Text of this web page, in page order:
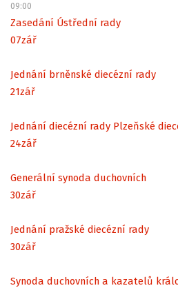
09:00
Zasedání Ústřední rady
07zář
Jednání brněnské diecézní rady
21zář
Jednání diecézní rady Plzeňské
24zář
Generální synoda duchovních
30zář
Jednání pražské diecézní rady
30zář
Synoda duchovních a kazatelů